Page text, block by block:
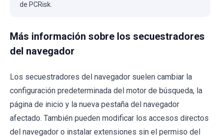
de PCRisk.
Más información sobre los secuestradores
del navegador
Los secuestradores del navegador suelen cambiar la
configuración predeterminada del motor de búsqueda, la
página de inicio y la nueva pestaña del navegador
afectado. También pueden modificar los accesos directos
del navegador o instalar extensiones sin el permiso del